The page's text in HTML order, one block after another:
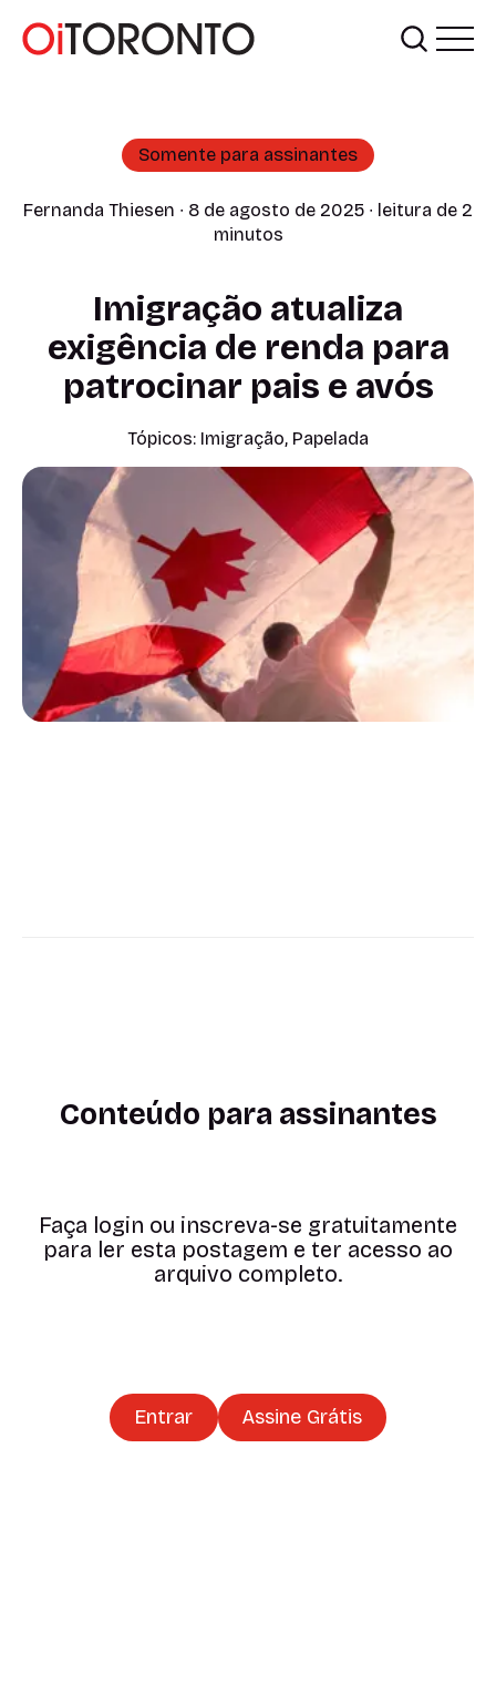
Somente para assinantes
Fernanda Thiesen ∙ 8 de agosto de 2025 ∙ leitura de 2
minutos
Imigração atualiza
exigência de renda para
patrocinar pais e avós
Tópicos: Imigração, Papelada
Conteúdo para assinantes
Faça login ou inscreva-se gratuitamente
para ler esta postagem e ter acesso ao
arquivo completo.
Entrar Assine Grátis